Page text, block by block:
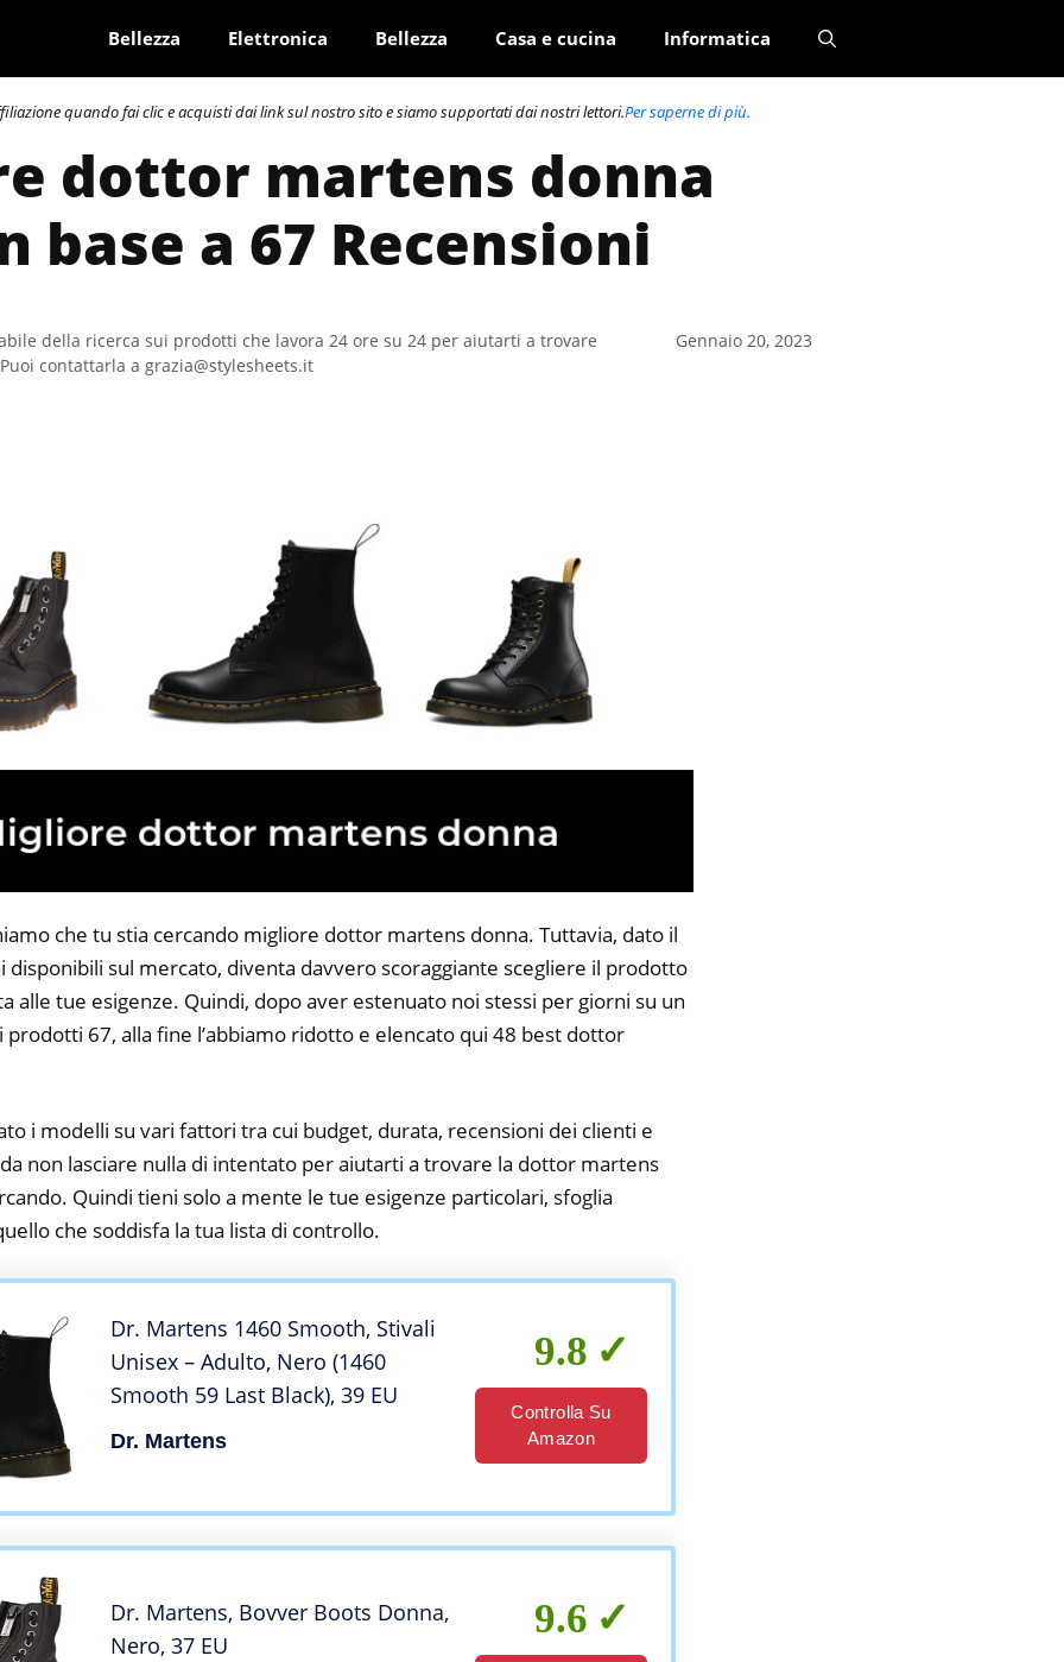
Bellezza Elettronica Bellezza Casa e cucina Informatica
quando fai clic e acquisti dai link sul nostro sito e siamo supportati dai nostri lettori.Per saperne di più.
dottor martens donna
base a 67 Recensioni
della ricerca sui prodotti che lavora 24 ore su 24 per aiutarti a trovare
contattarla a grazia@stylesheets.it
Gennaio 20, 2023
che tu stia cercando migliore dottor martens donna. Tuttavia, dato il
disponibili sul mercato, diventa davvero scoraggiante scegliere il prodotto
alle tue esigenze. Quindi, dopo aver estenuato noi stessi per giorni su un
67, alla fine l’abbiamo ridotto e elencato qui 48 best dottor
i modelli su vari fattori tra cui budget, durata, recensioni dei clienti e
non lasciare nulla di intentato per aiutarti a trovare la dottor martens
Quindi tieni solo a mente le tue esigenze particolari, sfoglia
che soddisfa la tua lista di controllo.
Dr. Martens 1460 Smooth, Stivali
Unisex – Adulto, Nero (1460
Smooth 59 Last Black), 39 EU
Dr. Martens
9.8
Controlla Su
Amazon
Dr. Martens, Bovver Boots Donna,
Nero, 37 EU
9.6